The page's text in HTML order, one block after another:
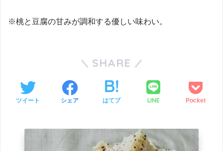
※桃と豆腐の甘みが調和する優しい味わい。
SHARE
ツイート シェア はてブ LINE Pocket